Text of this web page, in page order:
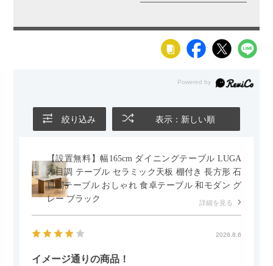
絞り込み 表示：新しい順
【設置無料】幅165cm ダイニングテーブル LUGA
木目調 テーブル セラミック天板 棚付き 長方形 石
目調テーブル おしゃれ 食卓テーブル 和モダン グ
レー ブラック
詳細を見る
2026.8.6
イメージ通りの商品！